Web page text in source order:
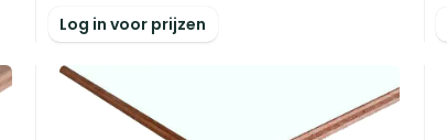
Log in voor prijzen